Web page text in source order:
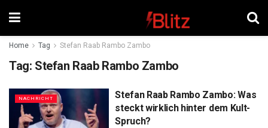
Home Tag Stefan Raab Rambo Zambo
Tag: Stefan Raab Rambo Zambo
NACHRICHT
Stefan Raab Rambo Zambo: Was
steckt wirklich hinter dem Kult-
Spruch?